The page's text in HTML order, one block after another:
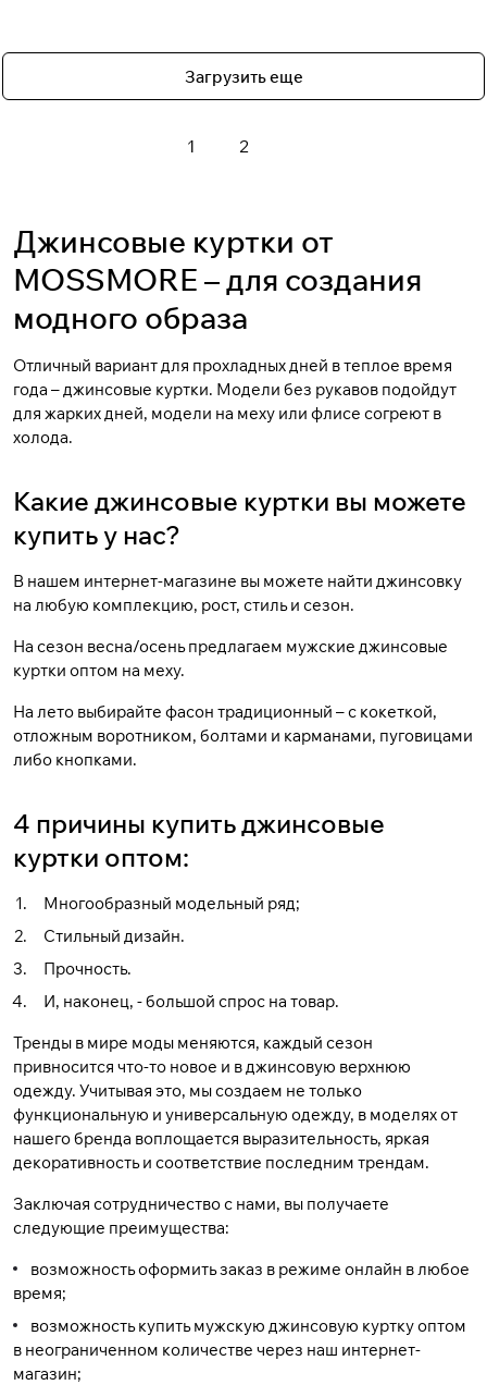
Загрузить еще
1 2
Джинсовые куртки от
MOSSMORE – для создания
модного образа
Отличный вариант для прохладных дней в теплое время
года – джинсовые куртки. Модели без рукавов подойдут
для жарких дней, модели на меху или флисе согреют в
холода.
Какие джинсовые куртки вы можете
купить у нас?
В нашем интернет-магазине вы можете найти джинсовку
на любую комплекцию, рост, стиль и сезон.
На сезон весна/осень предлагаем мужские джинсовые
куртки оптом на меху.
На лето выбирайте фасон традиционный – с кокеткой,
отложным воротником, болтами и карманами, пуговицами
либо кнопками.
4 причины купить джинсовые
куртки оптом:
Многообразный модельный ряд;
Стильный дизайн.
Прочность.
И, наконец, - большой спрос на товар.
Тренды в мире моды меняются, каждый сезон
привносится что-то новое и в джинсовую верхнюю
одежду. Учитывая это, мы создаем не только
функциональную и универсальную одежду, в моделях от
нашего бренда воплощается выразительность, яркая
декоративность и соответствие последним трендам.
Заключая сотрудничество с нами, вы получаете
следующие преимущества:
возможность оформить заказ в режиме онлайн в любое
время;
возможность купить мужскую джинсовую куртку оптом
в неограниченном количестве через наш интернет-
магазин;